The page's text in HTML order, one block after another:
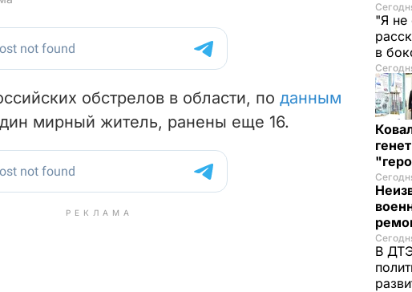
обстрелов в области, по данным
мирный житель, ранены еще 16.
РЕКЛАМА
"Я не
в
В